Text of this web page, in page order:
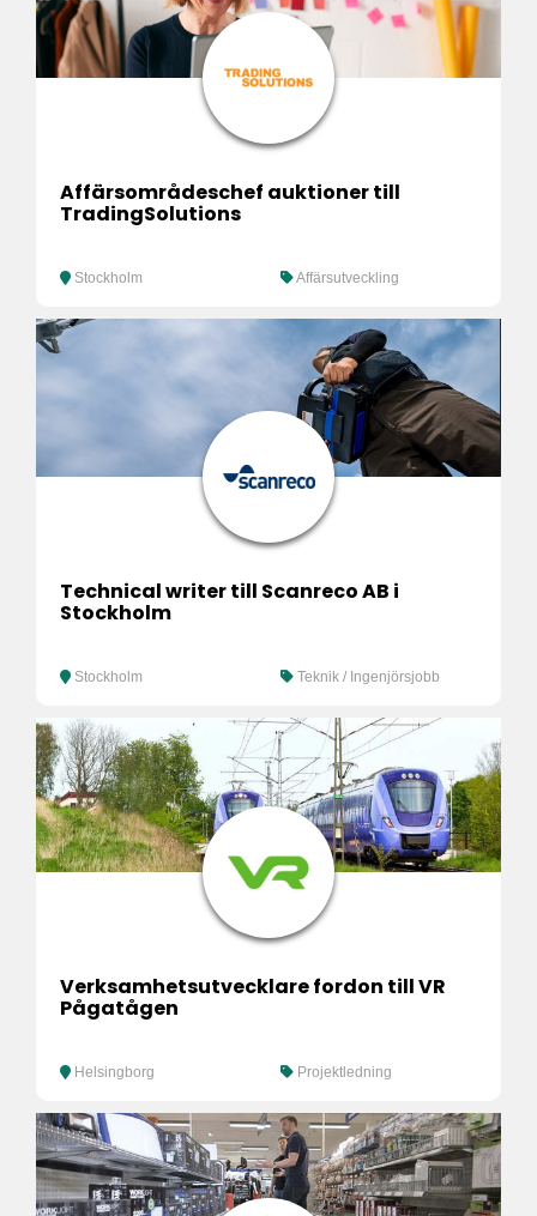
Affärsområdeschef auktioner till
TradingSolutions
Stockholm Affärsutveckling
Technical writer till Scanreco AB i
Stockholm
Stockholm Teknik / Ingenjörsjobb
Verksamhetsutvecklare fordon till VR
Pågatågen
Helsingborg Projektledning